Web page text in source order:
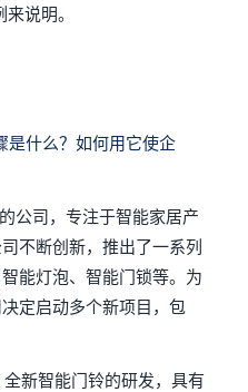
说明。
公司，专注于智能家居产
不断创新，推出了一系列
能灯泡、智能门锁等。为
定启动多个新项目，包
全新智能门铃的研发，具有